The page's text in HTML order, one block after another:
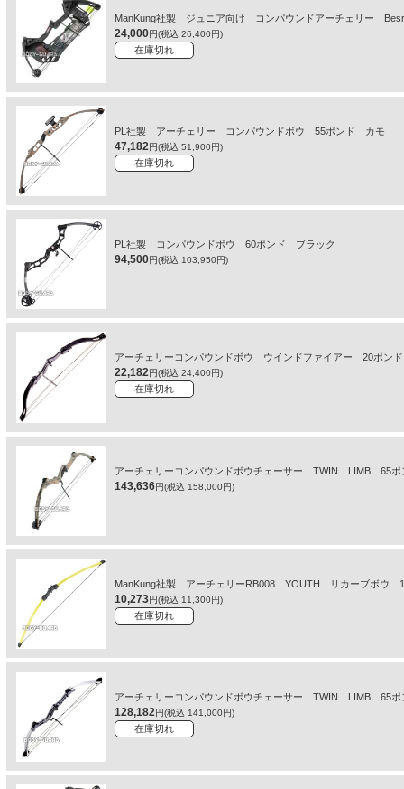
ManKung社製 ジュニア向け コンパウンドアーチェリー
24,000円(税込 26,400円)
在庫切れ
PL社製 アーチェリー コンパウンドボウ 55ポンド カモ
47,182円(税込 51,900円)
在庫切れ
PL社製 コンパウンドボウ 60ポンド ブラック
94,500円(税込 103,950円)
アーチェリーコンパウンドボウ ウインドファイアー 20ポ
22,182円(税込 24,400円)
在庫切れ
アーチェリーコンパウンドボウチェーサー TWIN LIMB
143,636円(税込 158,000円)
ManKung社製 アーチェリーRB008 YOUTH リカーブボウ
10,273円(税込 11,300円)
在庫切れ
アーチェリーコンパウンドボウチェーサー TWIN LIMB
128,182円(税込 141,000円)
在庫切れ